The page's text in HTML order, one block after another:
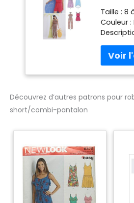
Short/
x 15 cm
Taille : 8
Couleur :
pour
combi-
combi-
dos-nu,
Découvrez d’autres patrons pour
short/combi-pantalon